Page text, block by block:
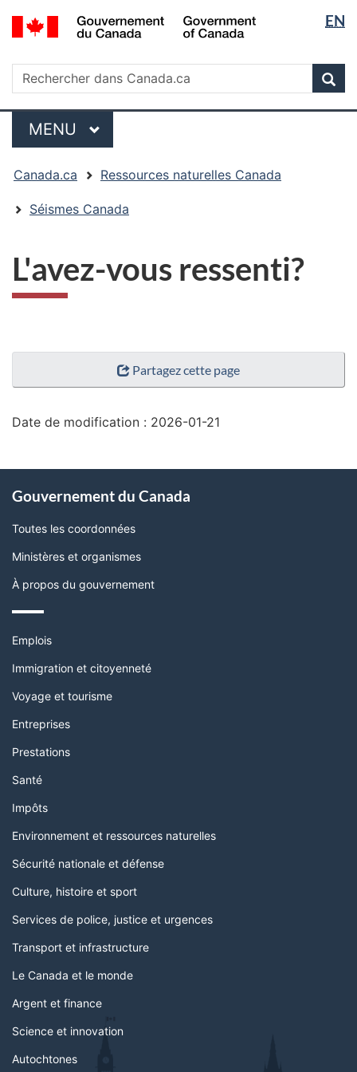
Passer
au
principal
Passer
à
sujet
du
gouvernement »
Passer
à
version
HTML
simplifiée
la
langue
EN
Rechercher
Rechercher
dans
Canada.ca
Menu
MENU PRINCIPAL
êtes
ici
Canada.ca Ressources naturelles Canada
Séismes Canada
L'avez-vous ressenti?
"Détails
page"
Partagez cette page
Date de modification : 2026-01-21
propos
de
ce
Gouvernement du Canada
Toutes les coordonnées
Ministères et organismes
À propos du gouvernement
Thèmes
sujets
Emplois
Immigration et citoyenneté
Voyage et tourisme
Entreprises
Prestations
Santé
Impôts
Environnement et ressources naturelles
Sécurité nationale et défense
Culture, histoire et sport
Services de police, justice et urgences
Transport et infrastructure
Le Canada et le monde
Argent et finance
Science et innovation
Autochtones